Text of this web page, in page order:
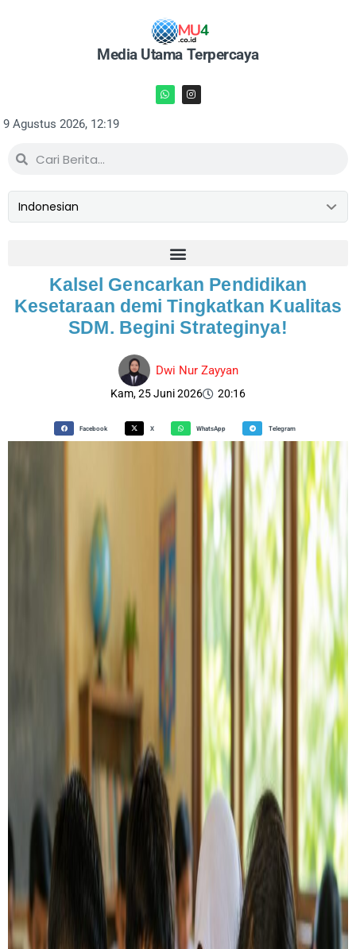
Media Utama Terpercaya
9 Agustus 2026, 12:19
Kalsel Gencarkan Pendidikan
Kesetaraan demi Tingkatkan Kualitas
SDM. Begini Strateginya!
Dwi Nur Zayyan
Kam, 25 Juni 2026 20:16
Facebook X WhatsApp Telegram